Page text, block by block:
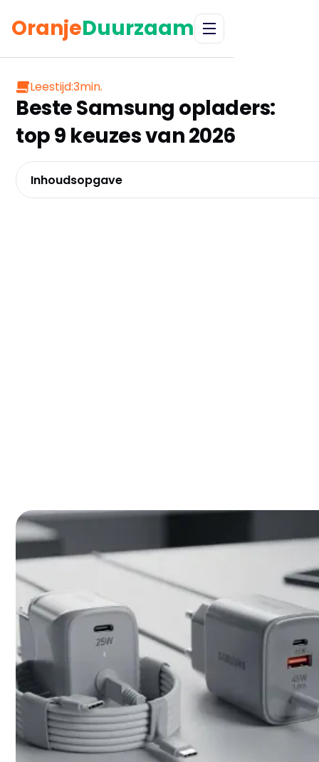
OranjeDuurzaam
Leestijd:3min.
Beste Samsung opladers:
top 9 keuzes van 2026
Zoek je de beste samsung oplader zonder eindeloos te
topmodellen van 2026 voor je geselecteerd en de
op een rij gezet. Ontdek snel welke het beste bij jouw
Samsung Universele USB-C
Snellader (25W) - Zwart – Beste
verhouding
%%affiliate%%Samsung Universele USB-C adapter/
Zwart%%https://media.s-
Inhoudsopgave